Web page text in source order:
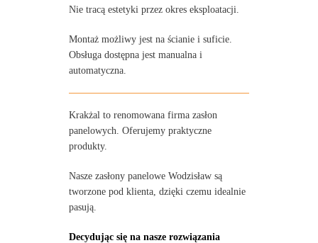
Nie tracą estetyki przez okres eksploatacji.
Montaż możliwy jest na ścianie i suficie.
Obsługa dostępna jest manualna i
automatyczna.
Krakżal to renomowana firma zasłon
panelowych. Oferujemy praktyczne
produkty.
Nasze zasłony panelowe Wodzisław są
tworzone pod klienta, dzięki czemu idealnie
pasują.
Decydując się na nasze rozwiązania